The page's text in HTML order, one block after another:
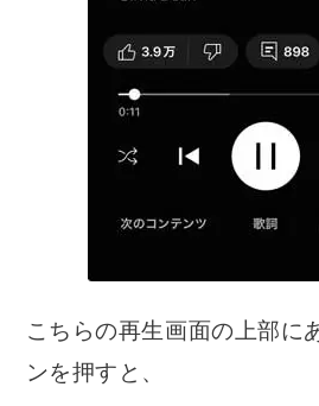
こちらの再生画面の上部に
ンを押すと、